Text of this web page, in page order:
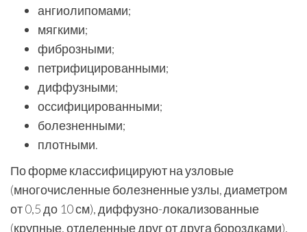
ангиолипомами;
мягкими;
фиброзными;
петрифицированными;
диффузными;
оссифицированными;
болезненными;
плотными.
По форме классифицируют на узловые
(многочисленные болезненные узлы, диаметром
от 0,5 до 10 см), диффузно-локализованные
(крупные, отделенные друг от друга бороздками),